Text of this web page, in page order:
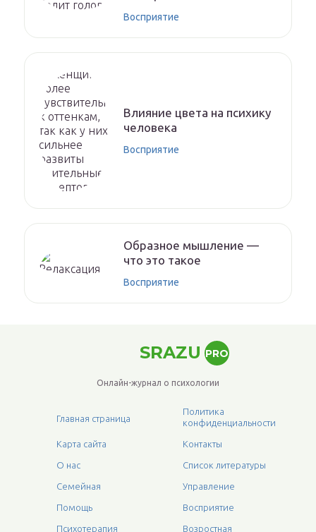
Восприятие
Влияние цвета на психику
человека
Восприятие
Образное мышление —
что это такое
Восприятие
SRAZU PRO
Онлайн-журнал о психологии
Главная страница
Политика
конфиденциальности
Карта сайта Контакты
О нас Список литературы
Семейная Управление
Помощь Восприятие
Психотерапия Возростная